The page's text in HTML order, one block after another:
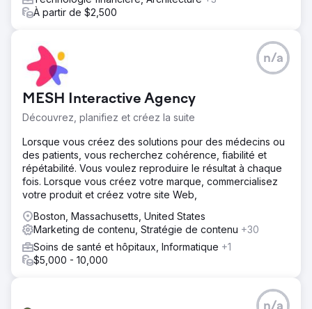
À partir de $2,500
MESH Interactive Agency
Découvrez, planifiez et créez la suite
n/a
Lorsque vous créez des solutions pour des médecins ou
des patients, vous recherchez cohérence, fiabilité et
répétabilité. Vous voulez reproduire le résultat à chaque
fois. Lorsque vous créez votre marque, commercialisez
votre produit et créez votre site Web,
Boston, Massachusetts, United States
Marketing de contenu, Stratégie de contenu +30
Soins de santé et hôpitaux, Informatique +1
$5,000 - 10,000
n/a